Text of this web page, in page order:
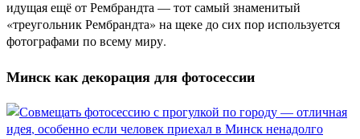
идущая ещё от Рембрандта — тот самый знаменитый
«треугольник Рембрандта» на щеке до сих пор используется
фотографами по всему миру.
Минск как декорация для фотосессии